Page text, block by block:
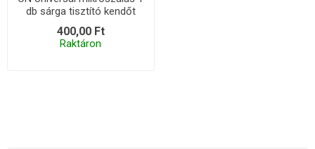
db sárga tisztító kendőt
400,00 Ft
Raktáron